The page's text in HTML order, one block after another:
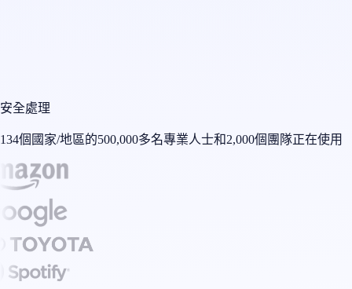
安全處理
134個國家/地區的500,000多名專業人士和2,000個團隊正在使用